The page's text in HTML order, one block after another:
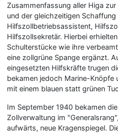
Zusammenfassung aller Higa zur
und der gleichzeitigen
Hilfszollbetriebsassistent,
Hilfszollsekretär. Hierbei
Schulterstücke wie ihre
eine zollgrüne Spange ergänzt.
eingesetzten Hilfskräfte trugen
bekamen jedoch Marine-Knöpfe
mit einem blauen statt grünen
Im September 1940 bekamen
Zollverwaltung im
aufwärts, neue Kragenspiegel.